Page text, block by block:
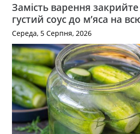
Замість варення
густий соус до м’яса на
Середа, 5 Серпня, 2026